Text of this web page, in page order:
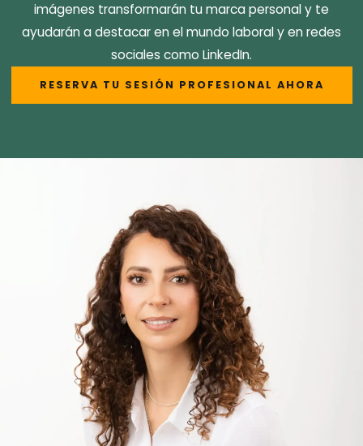
imágenes transformarán tu marca personal y te
ayudarán a destacar en el mundo laboral y en redes
sociales como LinkedIn.
RESERVA TU SESIÓN PROFESIONAL AHORA